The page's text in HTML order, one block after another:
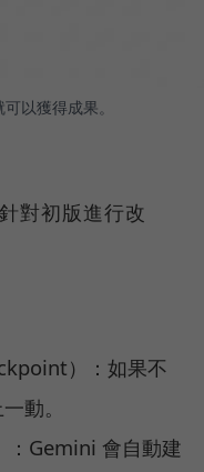
以獲得成果。
對初版進行改
）：如果不
動。
：Gemini 會自動建